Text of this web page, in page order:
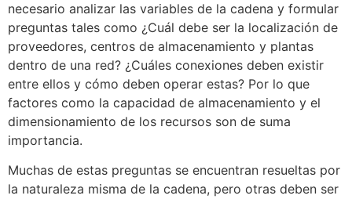
necesario analizar las variables de la cadena y formular
preguntas tales como ¿Cuál debe ser la localización de
proveedores, centros de almacenamiento y plantas
dentro de una red? ¿Cuáles conexiones deben existir
entre ellos y cómo deben operar estas? Por lo que
factores como la capacidad de almacenamiento y el
dimensionamiento de los recursos son de suma
importancia.
Muchas de estas preguntas se encuentran resueltas por
la naturaleza misma de la cadena, pero otras deben ser